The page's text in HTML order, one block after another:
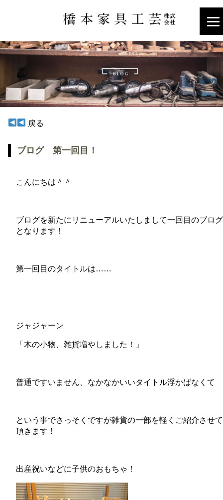
戻る
ブログ 第一回目！
こんにちは＾＾
ブログを新たにリニューアルいたしまして一回目のブログ
となります！
第一回目のタイトルは……
ジャジャーン
「木の小物、雑貨増やしました！」
普通ですいません、なかなかいいタイトル浮かばなくて
という事でさっそくですが雑貨の一部を軽くご紹介させて
頂きます！
出産祝いなどに子供のおもちゃ！